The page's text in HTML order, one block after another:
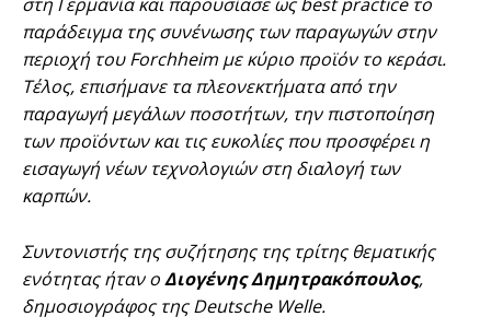
παράδειγμα της συνένωσης των παραγωγών στην
περιοχή του Forchheim με κύριο προϊόν το κεράσι.
Τέλος, επισήμανε τα πλεονεκτήματα από την
παραγωγή μεγάλων ποσοτήτων, την πιστοποίηση
των προϊόντων και τις ευκολίες που προσφέρει η
εισαγωγή νέων τεχνολογιών στη διαλογή των
καρπών.
Συντονιστής της συζήτησης της τρίτης θεματικής
ενότητας ήταν οΔιογένης Δημητρακόπουλος,
δημοσιογράφος της Deutsche Welle.